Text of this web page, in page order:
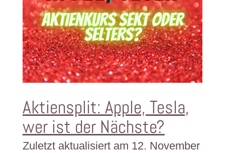
Aktiensplit: Apple, Tesla,
wer ist der Nächste?
Zuletzt aktualisiert am 12. November